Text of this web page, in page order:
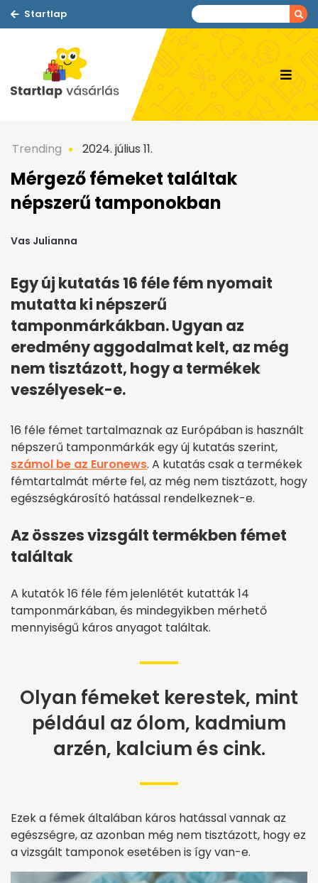
Startlap
Trending 2024. július 11.
Mérgező fémeket találtak
népszerű tamponokban
Vas Julianna
Egy új kutatás 16 féle fém nyomait
mutatta ki népszerű
tamponmárkákban. Ugyan az
eredmény aggodalmat kelt, az még
nem tisztázott, hogy a termékek
veszélyesek-e.
16 féle fémet tartalmaznak az Európában is használt
népszerű tamponmárkák egy új kutatás szerint,
számol be az Euronews. A kutatás csak a termékek
fémtartalmát mérte fel, az még nem tisztázott, hogy
egészségkárosító hatással rendelkeznek-e.
Az összes vizsgált termékben fémet
találtak
A kutatók 16 féle fém jelenlétét kutatták 14
tamponmárkában, és mindegyikben mérhető
mennyiségű káros anyagot találtak.
Olyan fémeket kerestek, mint
például az ólom, kadmium
arzén, kalcium és cink.
Ezek a fémek általában káros hatással vannak az
egészségre, az azonban még nem tisztázott, hogy ez
a vizsgált tamponok esetében is így van-e.